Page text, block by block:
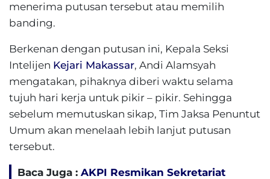
menerima putusan tersebut atau memilih
banding.
Berkenan dengan putusan ini, Kepala Seksi
Intelijen Kejari Makassar, Andi Alamsyah
mengatakan, pihaknya diberi waktu selama
tujuh hari kerja untuk pikir – pikir. Sehingga
sebelum memutuskan sikap, Tim Jaksa Penuntut
Umum akan menelaah lebih lanjut putusan
tersebut.
Baca Juga : AKPI Resmikan Sekretariat